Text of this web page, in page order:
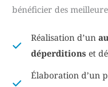
bénéficier des
Réalisation d’un
déperditions et
Élaboration d’un